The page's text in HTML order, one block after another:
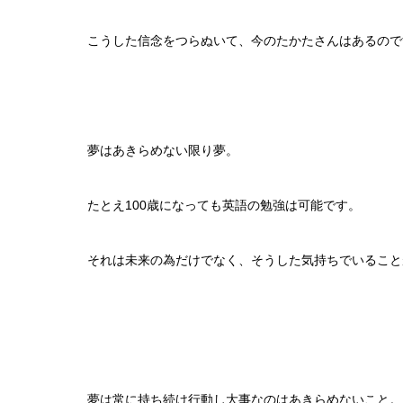
こうした信念をつらぬいて、今のたかたさんはあるので
夢はあきらめない限り夢。
たとえ100歳になっても英語の勉強は可能です。
それは未来の為だけでなく、そうした気持ちでいるこ
夢は常に持ち続け行動し大事なのはあきらめないこと。